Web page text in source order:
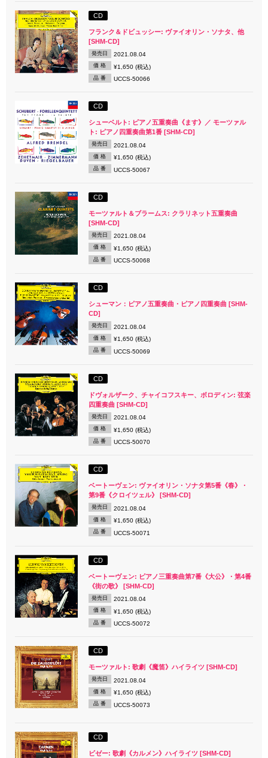
CD
フランク＆ドビュッシー: ヴァイオリン・ソナタ、他
[SHM-CD]
発売日 2021.08.04
価 格 ¥1,650 (税込)
品 番 UCCS-50066
CD
シューベルト: ピアノ五重奏曲《ます》／ モーツァル
ト: ピアノ四重奏曲第1番 [SHM-CD]
発売日 2021.08.04
価 格 ¥1,650 (税込)
品 番 UCCS-50067
CD
モーツァルト＆ブラームス: クラリネット五重奏曲
[SHM-CD]
発売日 2021.08.04
価 格 ¥1,650 (税込)
品 番 UCCS-50068
CD
シューマン：ピアノ五重奏曲・ピアノ四重奏曲 [SHM-
CD]
発売日 2021.08.04
価 格 ¥1,650 (税込)
品 番 UCCS-50069
CD
ドヴォルザーク、チャイコフスキー、ボロディン: 弦楽
四重奏曲 [SHM-CD]
発売日 2021.08.04
価 格 ¥1,650 (税込)
品 番 UCCS-50070
CD
ベートーヴェン: ヴァイオリン・ソナタ第5番《春》・
第9番《クロイツェル》 [SHM-CD]
発売日 2021.08.04
価 格 ¥1,650 (税込)
品 番 UCCS-50071
CD
ベートーヴェン: ピアノ三重奏曲第7番《大公》・第4番
《街の歌》 [SHM-CD]
発売日 2021.08.04
価 格 ¥1,650 (税込)
品 番 UCCS-50072
CD
モーツァルト: 歌劇《魔笛》ハイライツ [SHM-CD]
発売日 2021.08.04
価 格 ¥1,650 (税込)
品 番 UCCS-50073
CD
ビゼー: 歌劇《カルメン》ハイライツ [SHM-CD]